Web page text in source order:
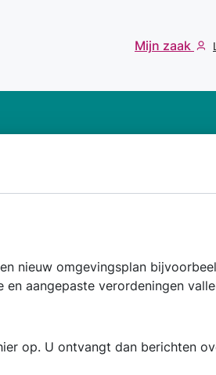
Mijn zaak
nieuw omgevingsplan
aangepaste verordeningen
op. U ontvangt dan berichten